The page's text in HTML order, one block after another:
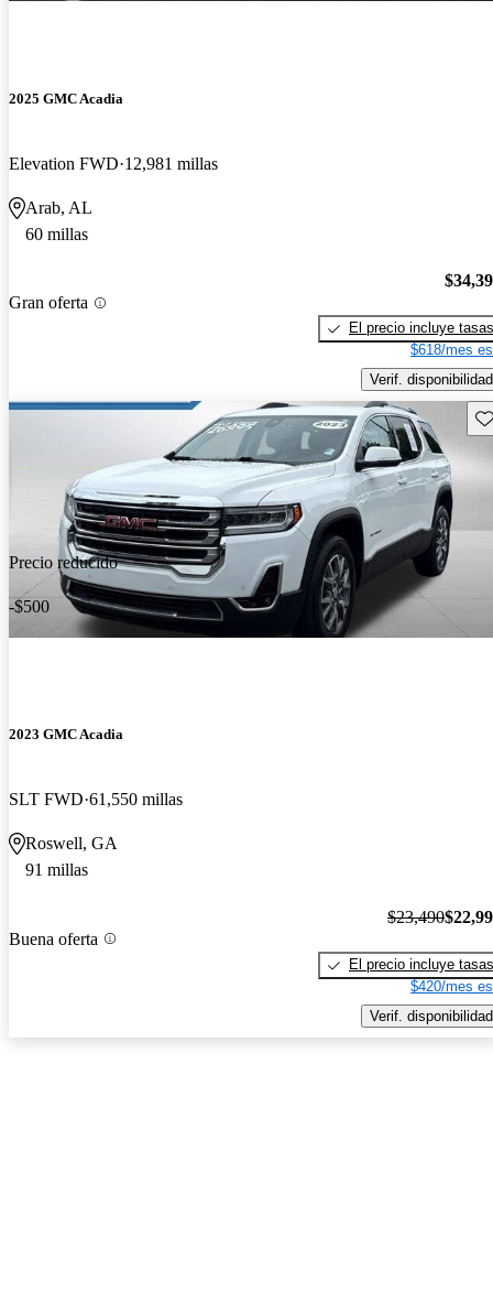
2025 GMC Acadia
Elevation FWD 12,981 millas
Arab, AL
60 millas
Gran oferta
El precio incluye tasas
$618/mes
Verif. disponibilidad
Precio reducido
-$500
2023 GMC Acadia
SLT FWD 61,550 millas
Roswell, GA
91 millas
Buena oferta
$23,490
El precio incluye tasas
$420/mes
Verif. disponibilidad